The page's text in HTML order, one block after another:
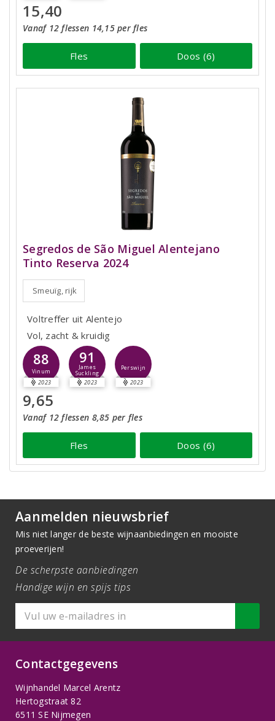
15,40
Vanaf 12 flessen 14,15 per fles
Fles Doos (6)
Segredos de São Miguel Alentejano
Tinto Reserva 2024
Smeuïg, rijk
Voltreffer uit Alentejo
Vol, zacht & kruidig
88
Vinum
2023
91
James
Suckling
2023
Perswijn
2023
9,65
Vanaf 12 flessen 8,85 per fles
Fles Doos (6)
Aanmelden nieuwsbrief
Mis niet langer de beste wijnaanbiedingen en mooiste
proeverijen!
De scherpste aanbiedingen
Handige wijn en spijs tips
Contactgegevens
Wijnhandel Marcel Arentz
Hertogstraat 82
6511 SE Nijmegen